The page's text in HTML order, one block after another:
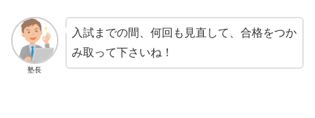
塾長
入試までの間、何回も見直して、合格をつか
み取って下さいね！